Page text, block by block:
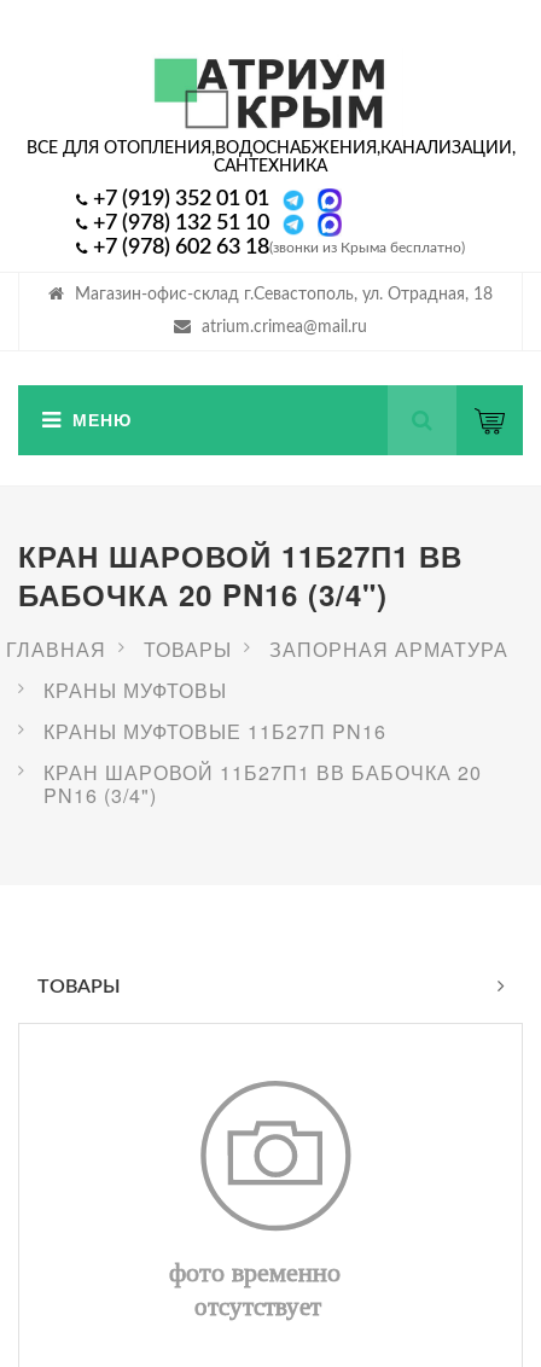
Магазин-офис-склад г.Севастополь, ул. Отрадная, 18
atrium.crimea@mail.ru
ВСЕ ДЛЯ ОТОПЛЕНИЯ,ВОДОСНАБЖЕНИЯ,КАНАЛИЗАЦИИ,
САНТЕХНИКА
+7 (919) 352 01 01
+7 (978) 132 51 10
+7 (978) 602 63 18(звонки из Крыма бесплатно)
КРАН ШАРОВОЙ 11Б27П1 ВВ
БАБОЧКА 20 PN16 (3/4")
ГЛАВНАЯ ТОВАРЫ
ЗАПОРНАЯ АРМАТУРА
КРАНЫ МУФТОВЫ
КРАНЫ МУФТОВЫЕ 11Б27П PN16
КРАН ШАРОВОЙ 11Б27П1 ВВ БАБОЧКА 20
PN16 (3/4")
ТОВАРЫ